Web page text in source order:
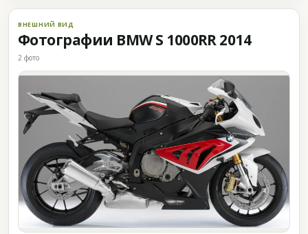
ВНЕШНИЙ ВИД
Фотографии BMW S 1000RR 2014
2 фото